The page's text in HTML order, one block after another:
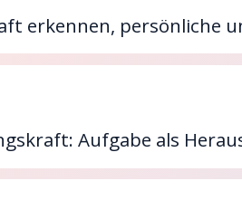
erkennen, persönliche
Aufgabe als